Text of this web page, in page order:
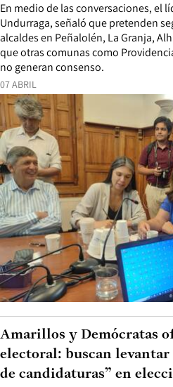
07 ABRIL
En medio de las conversaciones, el
Undurraga, señaló que pretenden
alcaldes en Peñalolén, La Granja,
que otras comunas como
no generan consenso.
Amarillos y Demócratas
electoral: buscan
de candidaturas” en